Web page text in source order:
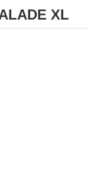
XL